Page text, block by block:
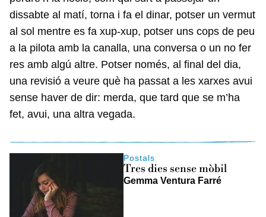
dissabte al matí, torna i fa el dinar, potser un vermut
al sol mentre es fa xup-xup, potser uns cops de peu
a la pilota amb la canalla, una conversa o un no fer
res amb algú altre. Potser només, al final del dia,
una revisió a veure què ha passat a les xarxes avui
sense haver de dir: merda, que tard que se m’ha
fet, avui, una altra vegada.
Postals
Tres dies sense mòbil
Gemma Ventura Farré